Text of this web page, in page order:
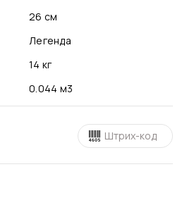
26 см
Легенда
14 кг
0.044 м3
Штрих-код